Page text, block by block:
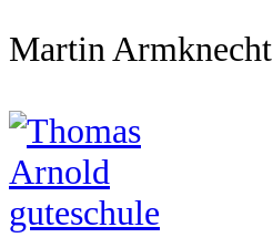
Martin Armknecht